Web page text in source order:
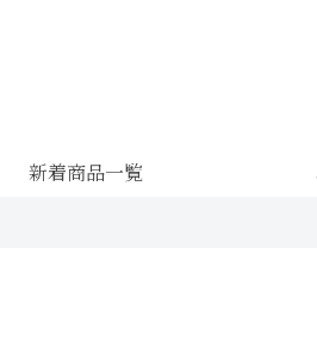
新着商品一覧